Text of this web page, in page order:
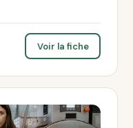
Voir la fiche